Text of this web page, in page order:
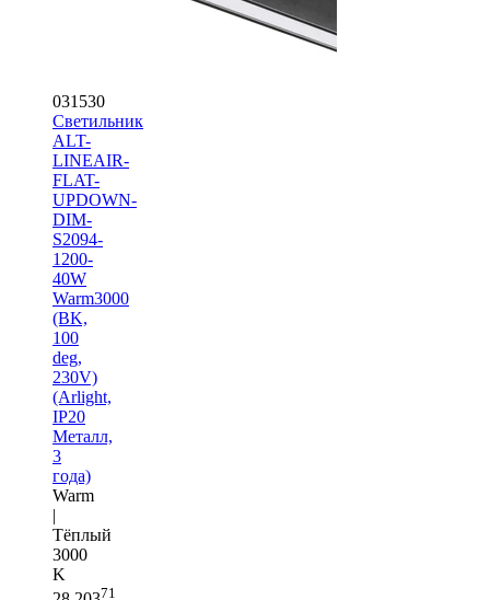
031530
Светильник
ALT-
LINEAIR-
FLAT-
UPDOWN-
DIM-
S2094-
1200-
40W
Warm3000
(BK,
100
deg,
230V)
(Arlight,
IP20
Металл,
3
года)
Warm
|
Тёплый
3000
K
71